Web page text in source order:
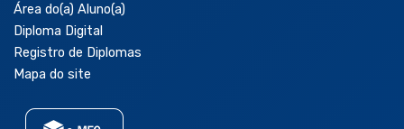
Área do(a) Aluno(a)
Diploma Digital
Registro de Diplomas
Mapa do site